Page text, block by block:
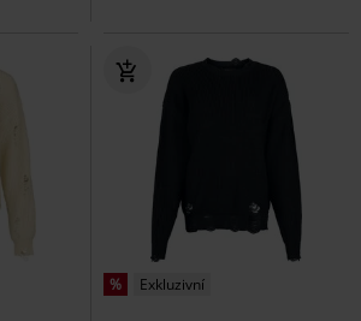
% Exkluzivní